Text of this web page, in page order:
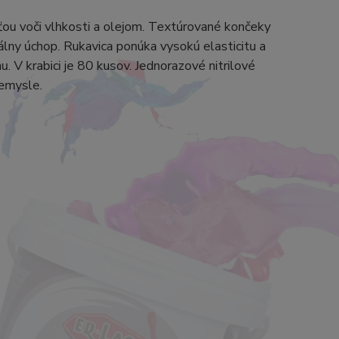
voči vlhkosti a olejom. Textúrované končeky
úchop. Rukavica ponúka vysokú elasticitu a
V krabici je 80 kusov. Jednorazové nitrilové